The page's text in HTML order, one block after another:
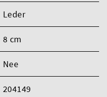
Leder
8 cm
Nee
204149